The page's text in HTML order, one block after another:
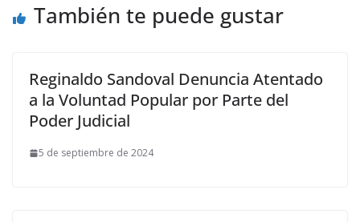
También te puede gustar
Reginaldo Sandoval Denuncia Atentado
a la Voluntad Popular por Parte del
Poder Judicial
5 de septiembre de 2024